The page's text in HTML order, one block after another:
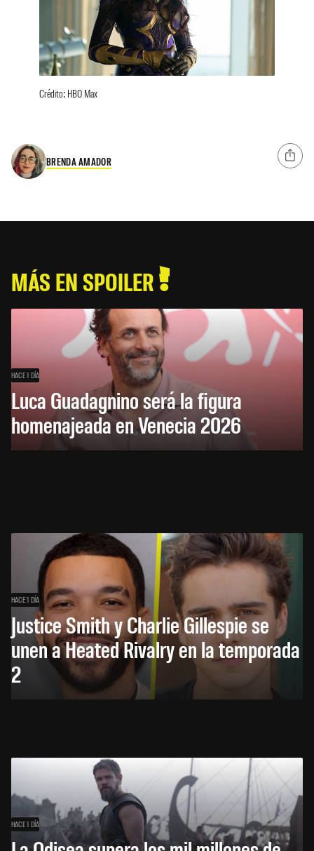
Crédito: HBO Max
BRENDA AMADOR
MÁS EN SPOILER
HACE 1 DÍA
Luca Guadagnino será la figura
homenajeada en Venecia 2026
HACE 1 DÍA
Justice Smith y Charlie Gillespie se
unen a Heated Rivalry en la temporada
2
HACE 1 DÍA